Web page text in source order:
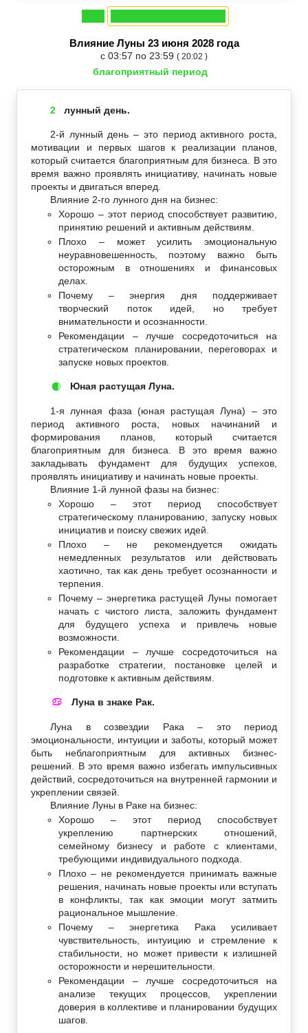
Влияние Луны 23 июня 2028 года
с 03:57 по 23:59 ( 20:02 )
благоприятный период
2 лунный день.
2-й лунный день – это период активного роста,
мотивации и первых шагов к реализации планов,
который считается благоприятным для бизнеса. В это
время важно проявлять инициативу, начинать новые
проекты и двигаться вперед.
Влияние 2-го лунного дня на бизнес:
Хорошо – этот период способствует развитию,
принятию решений и активным действиям.
Плохо – может усилить эмоциональную
неуравновешенность, поэтому важно быть
осторожным в отношениях и финансовых
делах.
Почему – энергия дня поддерживает
творческий поток идей, но требует
внимательности и осознанности.
Рекомендации – лучше сосредоточиться на
стратегическом планировании, переговорах и
запуске новых проектов.
🌒 Юная растущая Луна.
1-я лунная фаза (юная растущая Луна) – это
период активного роста, новых начинаний и
формирования планов, который считается
благоприятным для бизнеса. В это время важно
закладывать фундамент для будущих успехов,
проявлять инициативу и начинать новые проекты.
Влияние 1-й лунной фазы на бизнес:
Хорошо – этот период способствует
стратегическому планированию, запуску новых
инициатив и поиску свежих идей.
Плохо – не рекомендуется ожидать
немедленных результатов или действовать
хаотично, так как день требует осознанности и
терпения.
Почему – энергетика растущей Луны помогает
начать с чистого листа, заложить фундамент
для будущего успеха и привлечь новые
возможности.
Рекомендации – лучше сосредоточиться на
разработке стратегии, постановке целей и
подготовке к активным действиям.
♋ Луна в знаке Рак.
Луна в созвездии Рака – это период
эмоциональности, интуиции и заботы, который может
быть неблагоприятным для активных бизнес-
решений. В это время важно избегать импульсивных
действий, сосредоточиться на внутренней гармонии и
укреплении связей.
Влияние Луны в Раке на бизнес:
Хорошо – этот период способствует
укреплению партнерских отношений,
семейному бизнесу и работе с клиентами,
требующими индивидуального подхода.
Плохо – не рекомендуется принимать важные
решения, начинать новые проекты или вступать
в конфликты, так как эмоции могут затмить
рациональное мышление.
Почему – энергетика Рака усиливает
чувствительность, интуицию и стремление к
стабильности, но может привести к излишней
осторожности и нерешительности.
Рекомендации – лучше сосредоточиться на
анализе текущих процессов, укреплении
доверия в коллективе и планировании будущих
шагов.